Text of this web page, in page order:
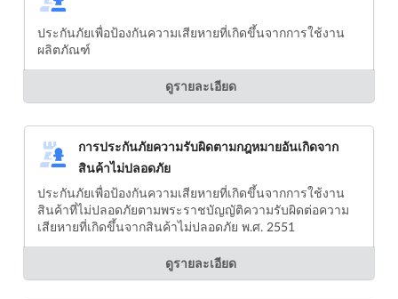
ประกันภัยเพื่อป้องกันความเสียหายที่เกิดขึ้นจากการใช้งาน
ผลิตภัณฑ์
ดูรายละเอียด
การประกันภัยความรับผิดตามกฎหมายอันเกิดจาก
สินค้าไม่ปลอดภัย
ประกันภัยเพื่อป้องกันความเสียหายที่เกิดขึ้นจากการใช้งาน
สินค้าที่ไม่ปลอดภัยตามพระราชบัญญัติความรับผิดต่อความ
เสียหายที่เกิดขึ้นจากสินค้าไม่ปลอดภัย พ.ศ. 2551
ดูรายละเอียด